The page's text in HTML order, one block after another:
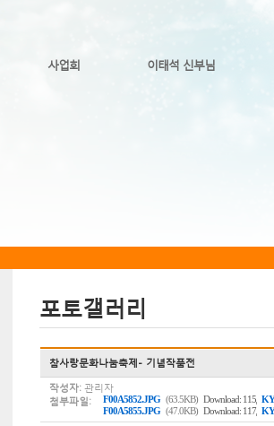
사업회 이태석 신부님
포토갤러리
참사랑문화나눔축제- 기념작품전
작성자:관리자
첨부파일:
F00A5852.JPG (63.5KB) Download: 115,
F00A5855.JPG (47.0KB) Download: 117,